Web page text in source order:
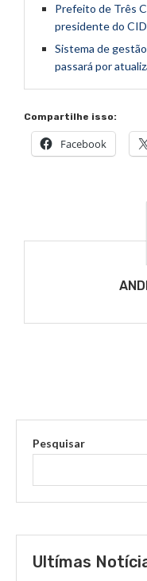
Prefeito de Três
presidente do
Sistema de
passará por
Compartilhe isso:
Facebook
Pesquisar
Ultímas